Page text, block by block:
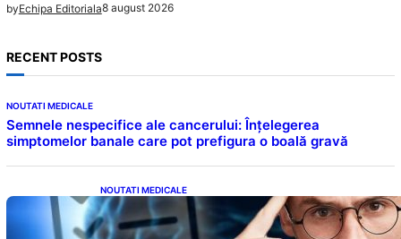
byEchipa Editoriala8 august 2026
RECENT POSTS
NOUTATI MEDICALE
Semnele nespecifice ale cancerului: Înțelegerea
simptomelor banale care pot prefigura o boală gravă
NOUTATI MEDICALE
Inteligența dincolo de note: Semnele unui IQ
ridicat care nu țin de școală